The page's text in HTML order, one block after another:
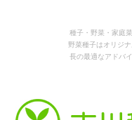
種子・野菜・家庭
野菜種子はオリジ
長の最適なアドバ